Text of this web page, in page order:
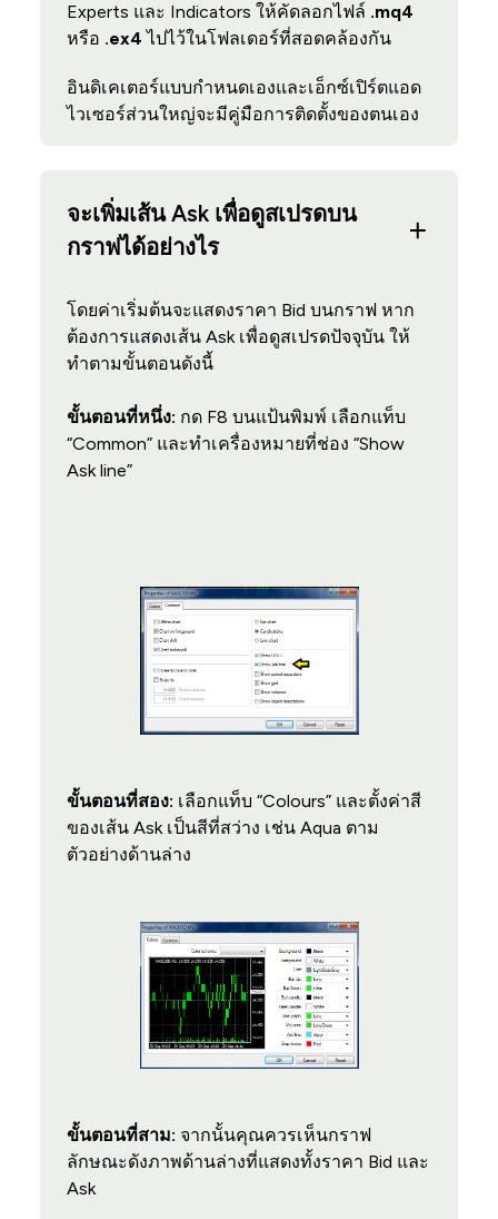
Experts และ Indicators ให้คัดลอกไฟล์ .mq4
หรือ .ex4 ไปไว้ในโฟลเดอร์ที่สอดคล้องกัน
อินดิเคเตอร์แบบกำหนดเองและเอ็กซ์เปิร์ตแอด
ไวเซอร์ส่วนใหญ่จะมีคู่มือการติดตั้งของตนเอง
จะเพิ่มเส้น Ask เพื่อดูสเปรดบน
กราฟได้อย่างไร
โดยค่าเริ่มต้นจะแสดงราคา Bid บนกราฟ หาก
ต้องการแสดงเส้น Ask เพื่อดูสเปรดปัจจุบัน ให้
ทำตามขั้นตอนดังนี้
ขั้นตอนที่หนึ่ง: กด F8 บนแป้นพิมพ์ เลือกแท็บ
“Common” และทำเครื่องหมายที่ช่อง “Show
Ask line”
ขั้นตอนที่สอง: เลือกแท็บ “Colours” และตั้งค่าสี
ของเส้น Ask เป็นสีที่สว่าง เช่น Aqua ตาม
ตัวอย่างด้านล่าง
ขั้นตอนที่สาม: จากนั้นคุณควรเห็นกราฟ
ลักษณะดังภาพด้านล่างที่แสดงทั้งราคา Bid และ
Ask